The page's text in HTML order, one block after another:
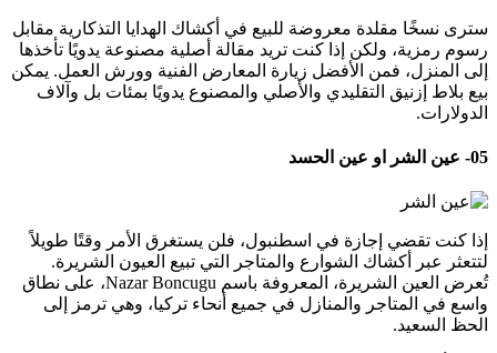
سترى نسخًا مقلدة معروضة للبيع في أكشاك الهدايا التذكارية مقابل
رسوم رمزية، ولكن إذا كنت تريد مقالة أصلية مصنوعة يدويًا تأخذها
إلى المنزل، فمن الأفضل زيارة المعارض الفنية وورش العمل. يمكن
بيع بلاط إزنيق التقليدي والأصلي والمصنوع يدويًا بمئات بل وآلاف
الدولارات.
05- عين الشر او عين الحسد
إذا كنت تقضي إجازة في اسطنبول، فلن يستغرق الأمر وقتًا طويلاً
لتتعثر عبر أكشاك الشوارع والمتاجر التي تبيع العيون الشريرة.
تُعرض العين الشريرة، المعروفة باسم Nazar Boncugu، على نطاق
واسع في المتاجر والمنازل في جميع أنحاء تركيا، وهي ترمز إلى
الحظ السعيد.